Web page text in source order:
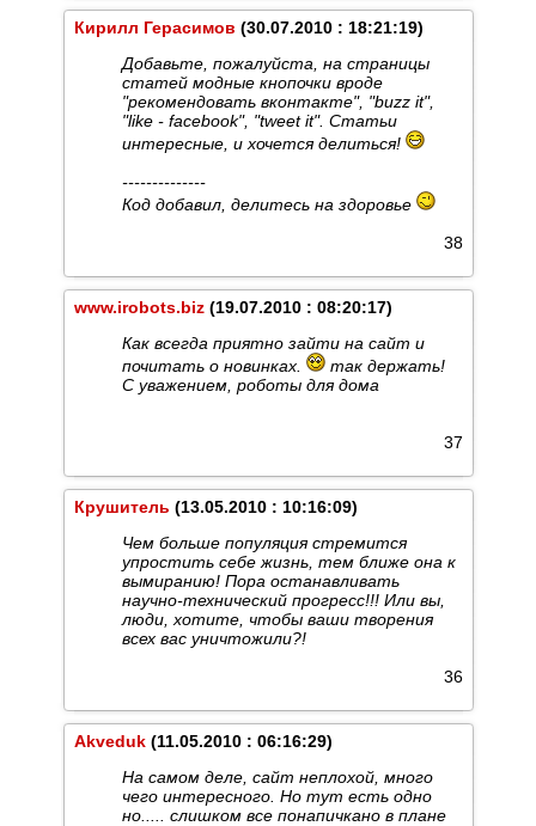
Кирилл Герасимов (30.07.2010 : 18:21:19)
Добавьте, пожалуйста, на страницы
статей модные кнопочки вроде
"рекомендовать вконтакте", "buzz it",
"like - facebook", "tweet it". Статьи
интересные, и хочется делиться!
--------------
Код добавил, делитесь на здоровье
38
www.irobots.biz(19.07.2010 : 08:20:17)
Как всегда приятно зайти на сайт и
почитать о новинках.
так держать!
С уважением, роботы для дома
37
Крушитель (13.05.2010 : 10:16:09)
Чем больше популяция стремится
упростить себе жизнь, тем ближе она к
вымиранию! Пора останавливать
научно-технический прогресс!!! Или вы,
люди, хотите, чтобы ваши творения
всех вас уничтожили?!
36
Akveduk(11.05.2010 : 06:16:29)
На самом деле, сайт неплохой, много
чего интересного. Но тут есть одно
но..... слишком все понапичкано в плане